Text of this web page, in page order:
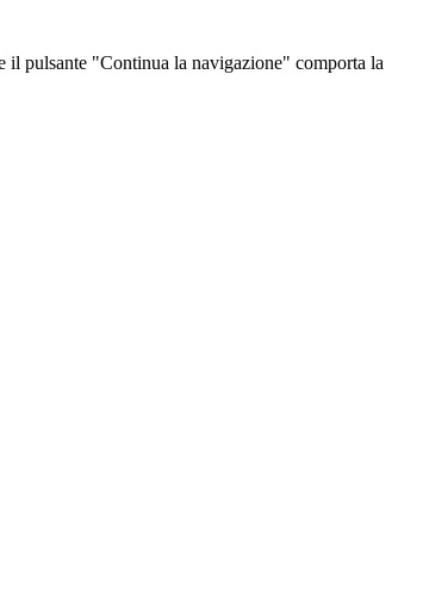
il pulsante "Continua la navigazione" comporta la